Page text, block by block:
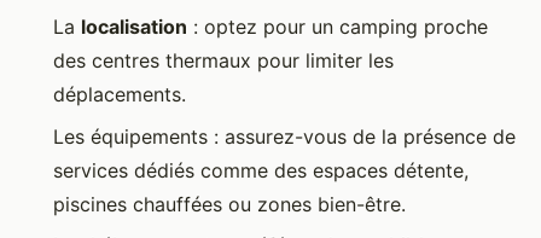
La localisation : optez pour un camping proche
des centres thermaux pour limiter les
déplacements.
Les équipements : assurez-vous de la présence de
services dédiés comme des espaces détente,
piscines chauffées ou zones bien-être.